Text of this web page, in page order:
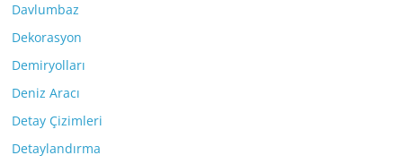
Davlumbaz
Dekorasyon
Demiryolları
Deniz Aracı
Detay Çizimleri
Detaylandırma